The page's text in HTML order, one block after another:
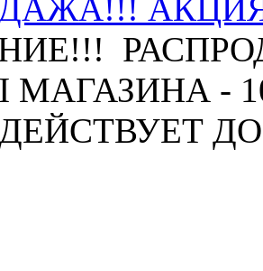
АКЦИЯ
-